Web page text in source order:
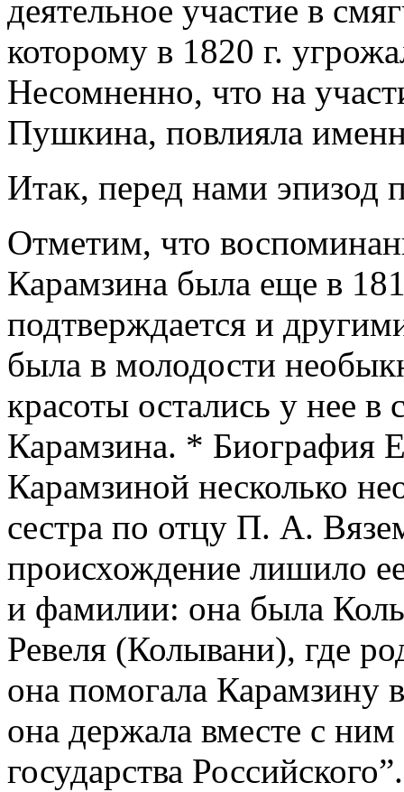
деятельное участие в
которому в 1820 г.
Несомненно, что на
Пушкина, повлияла
Итак, перед нами
Отметим, что
Карамзина была еще в
подтверждается и
была в молодости
красоты остались у нее
Карамзина. * Биография
Карамзиной несколько
сестра по отцу П. А.
происхождение лишило
и фамилии: она была
Ревеля (Колывани), где
она помогала Карамзину
она держала вместе с
государства Российского”.